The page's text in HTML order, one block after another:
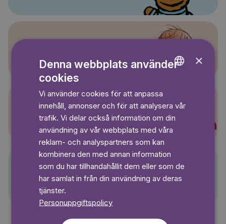
Super-Charlie
Pelle Svanslös
×
Denna webbplats använder
cookies
Vi använder cookies för att anpassa
innehåll, annonser och för att analysera vår
trafik. Vi delar också information om din
användning av vår webbplats med våra
reklam- och analyspartners som kan
kombinera den med annan information
som du har tillhandahållit dem eller som de
har samlat in från din användning av deras
tjänster.
Personuppgiftspolicy